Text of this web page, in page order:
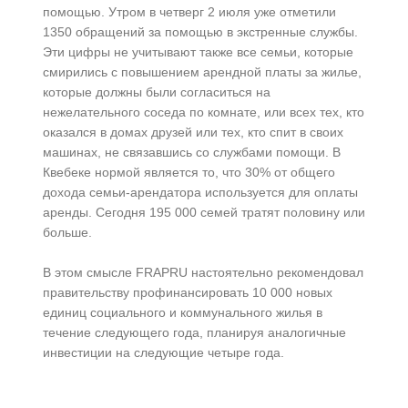
помощью. Утром в четверг 2 июля уже отметили
1350 обращений за помощью в экстренные службы.
Эти цифры не учитывают также все семьи, которые
смирились с повышением арендной платы за жилье,
которые должны были согласиться на
нежелательного соседа по комнате, или всех тех, кто
оказался в домах друзей или тех, кто спит в своих
машинах, не связавшись со службами помощи. В
Квебеке нормой является то, что 30% от общего
дохода семьи-арендатора используется для оплаты
аренды. Сегодня 195 000 семей тратят половину или
больше.
В этом смысле FRAPRU настоятельно рекомендовал
правительству профинансировать 10 000 новых
единиц социального и коммунального жилья в
течение следующего года, планируя аналогичные
инвестиции на следующие четыре года.